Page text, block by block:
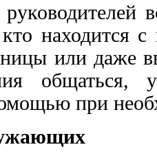
находится
или даже
общаться,
при